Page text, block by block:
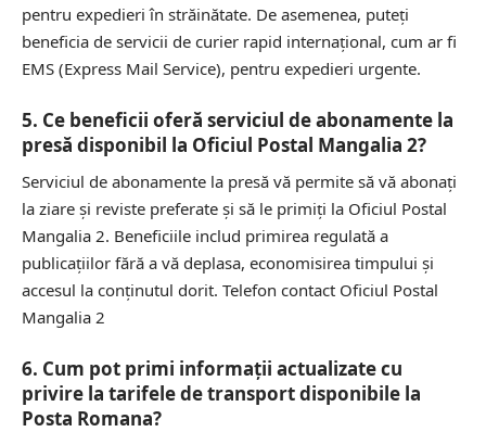
pentru expedieri în străinătate. De asemenea, puteți
beneficia de servicii de curier rapid internațional, cum ar fi
EMS (Express Mail Service), pentru expedieri urgente.
5. Ce beneficii oferă serviciul de abonamente la
presă disponibil la Oficiul Postal Mangalia 2?
Serviciul de abonamente la presă vă permite să vă abonați
la ziare și reviste preferate și să le primiți la Oficiul Postal
Mangalia 2. Beneficiile includ primirea regulată a
publicațiilor fără a vă deplasa, economisirea timpului și
accesul la conținutul dorit. Telefon contact Oficiul Postal
Mangalia 2
6. Cum pot primi informații actualizate cu
privire la tarifele de transport disponibile la
Posta Romana?